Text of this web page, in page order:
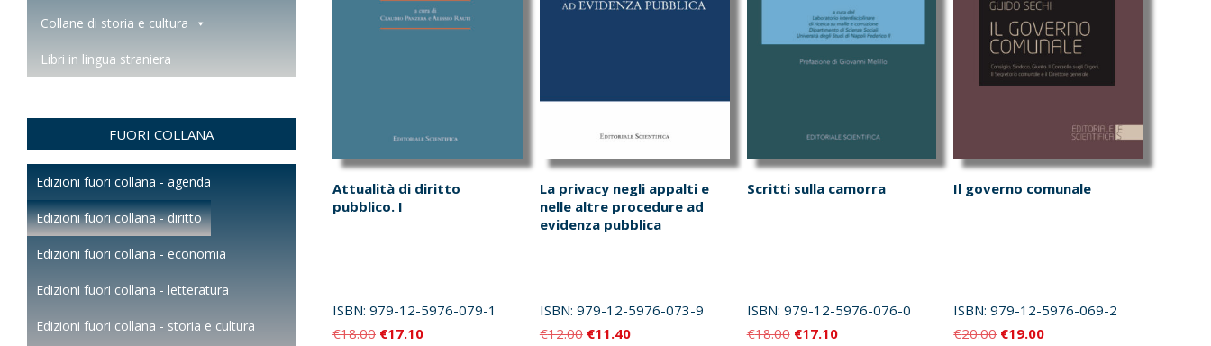
Attualità di diritto
pubblico. I
ISBN:979-12-5976-079-1
€18.00 Il
€17.10Il
La privacy negli appalti e
nelle altre procedure ad
evidenza pubblica
ISBN: 979-12-5976-073-9
€12.00 Il
€11.40Il
Scritti sulla camorra
ISBN: 979-12-5976-076-0
€18.00 Il
€17.10Il
Il governo comunale
ISBN:979-12-5976-069-2
€20.00 Il
€19.00Il
Collane di storia e cultura
Libri in lingua straniera
FUORI COLLANA
Edizioni fuori collana - agenda
Edizioni fuori collana - diritto
Edizioni fuori collana - economia
Edizioni fuori collana - letteratura
Edizioni fuori collana - storia e cultura